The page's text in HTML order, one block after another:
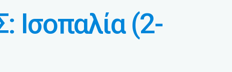
(2-